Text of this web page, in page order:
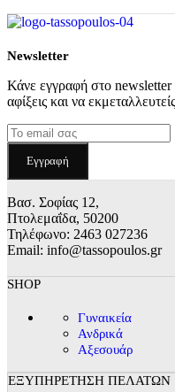
Νewsletter
Κάνε εγγραφή στο newsletter
αφίξεις και να
Βασ. Σοφίας 12,
Πτολεμαΐδα, 50200
Τηλέφωνο: 2463 027236
Email: info@tassopoulos.gr
SHOP
Γυναικεία
Ανδρικά
Αξεσουάρ
ΕΞΥΠΗΡΕΤΗΣΗ ΠΕΛΑΤΩΝ